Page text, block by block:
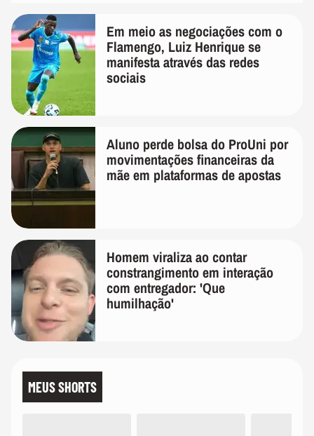
Em meio as negociações com o
Flamengo, Luiz Henrique se
manifesta através das redes
sociais
Aluno perde bolsa do ProUni por
movimentações financeiras da
mãe em plataformas de apostas
Homem viraliza ao contar
constrangimento em interação
com entregador: 'Que
humilhação'
MEUS SHORTS